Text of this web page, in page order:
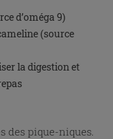
d’oméga 9)
(source
la digestion et
des pique-niques.